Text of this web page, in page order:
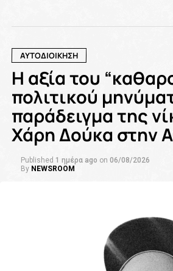
ΑΥΤΟΔΙΟΙΚΗΣΗ
Η αξία του
πολιτικού
παράδειγμα της
Χάρη Δούκα στην
Published 1 ημέρα ago on 06/08/2026
By NEWSROOM